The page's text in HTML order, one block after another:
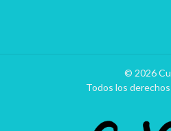
© 2026
Todos los